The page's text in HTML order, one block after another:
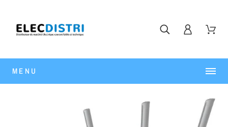
MENU